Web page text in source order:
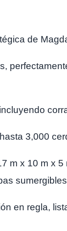
de
3,000
m x 10 m x
en regla,